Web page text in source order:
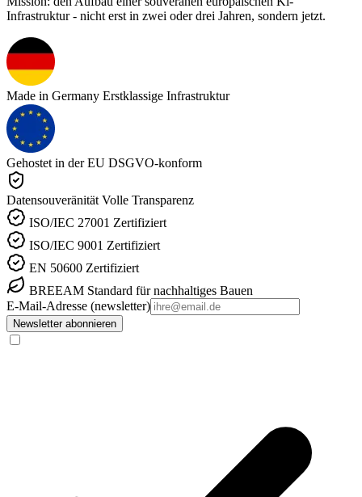
Infrastruktur - nicht erst in zwei oder drei Jahren, sondern jetzt.
Made in Germany Erstklassige Infrastruktur
Gehostet in der EU DSGVO-konform
Datensouveränität Volle Transparenz
ISO/IEC 27001 Zertifiziert
ISO/IEC 9001 Zertifiziert
EN 50600 Zertifiziert
BREEAM Standard für nachhaltiges Bauen
E-Mail-Adresse (newsletter)
Newsletter abonnieren